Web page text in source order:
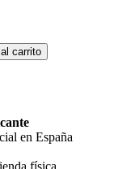
carrito
en España